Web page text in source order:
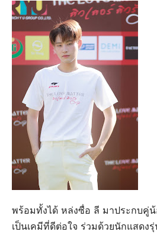
พร้อมทั้งได้ หล่งซื่อ ลี มาประกบคู่
เป็นเคมีที่ดีต่อใจ ร่วมด้วยนักแสดง